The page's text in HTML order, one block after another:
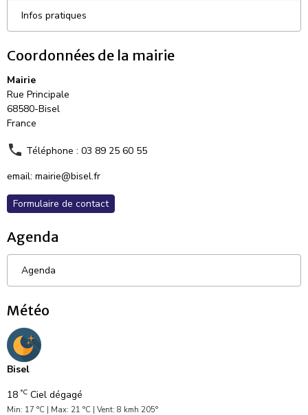
Infos pratiques
Coordonnées de la mairie
Mairie
Rue Principale
68580-Bisel
France
Téléphone : 03 89 25 60 55
email: mairie@bisel.fr
Formulaire de contact
Agenda
Agenda
Météo
Bisel
18 °C Ciel dégagé
Min: 17 °C | Max: 21 °C | Vent: 8 kmh 205°